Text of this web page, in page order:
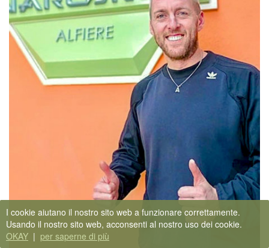
I cookie aiutano il nostro sito web a funzionare correttamente.
Usando il nostro sito web, acconsenti al nostro uso dei cookie.
OKAY | per saperne di più